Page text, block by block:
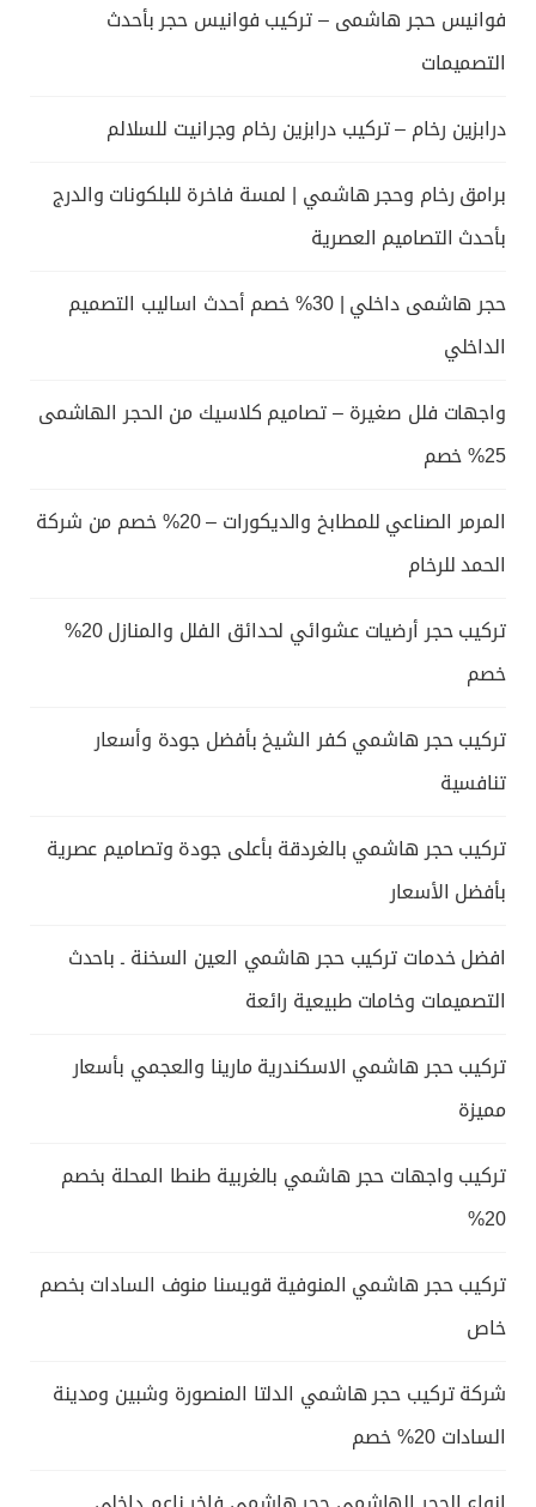
فوانيس حجر هاشمى – تركيب فوانيس حجر بأحدث
التصميمات
درابزين رخام – تركيب درابزين رخام وجرانيت للسلالم
برامق رخام وحجر هاشمي | لمسة فاخرة للبلكونات والدرج
بأحدث التصاميم العصرية
حجر هاشمى داخلي | 30% خصم أحدث اساليب التصميم
الداخلي
واجهات فلل صغيرة – تصاميم كلاسيك من الحجر الهاشمى
25% خصم
المرمر الصناعي للمطابخ والديكورات – 20% خصم من شركة
الحمد للرخام
تركيب حجر أرضيات عشوائي لحدائق الفلل والمنازل 20%
خصم
تركيب حجر هاشمي كفر الشيخ بأفضل جودة وأسعار
تنافسية
تركيب حجر هاشمي بالغردقة بأعلى جودة وتصاميم عصرية
بأفضل الأسعار
افضل خدمات تركيب حجر هاشمي العين السخنة ـ باحدث
التصميمات وخامات طبيعية رائعة
تركيب حجر هاشمي الاسكندرية مارينا والعجمي بأسعار
مميزة
تركيب واجهات حجر هاشمي بالغربية طنطا المحلة بخصم
20%
تركيب حجر هاشمي المنوفية قويسنا منوف السادات بخصم
خاص
شركة تركيب حجر هاشمي الدلتا المنصورة وشبين ومدينة
السادات 20% خصم